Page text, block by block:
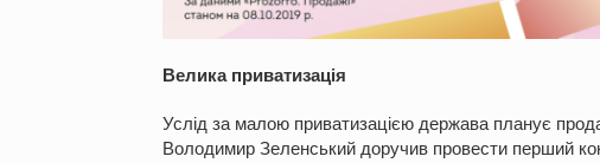
Велика приватизація
Услід за малою приватизацією держава планує
Володимир Зеленський доручив провести перший